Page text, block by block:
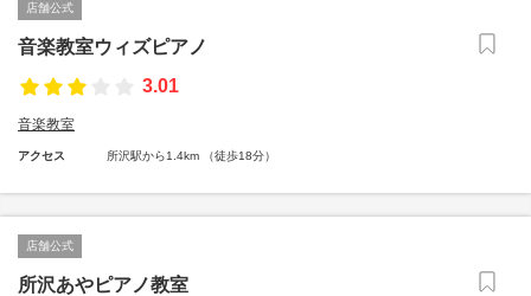
店舗公式
音楽教室ウィズピアノ
3.01
音楽教室
アクセス 所沢駅から1.4km （徒歩18分）
店舗公式
所沢あやピアノ教室